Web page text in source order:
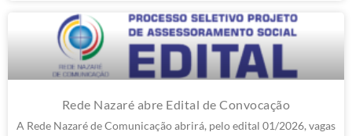
Rede Nazaré abre Edital de Convocação
A Rede Nazaré de Comunicação abrirá, pelo edital 01/2026, vagas